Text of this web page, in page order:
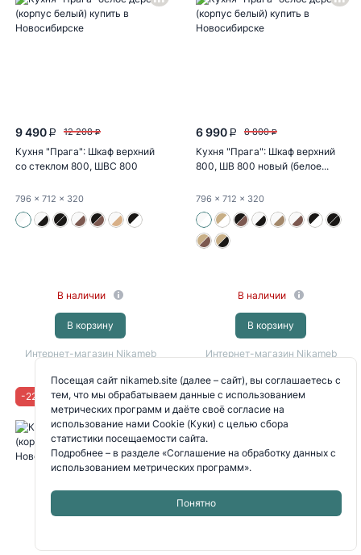
9 490 P 12 208 P
Кухня "Прага": Шкаф верхний
со стеклом 800, ШВС 800
796 x 712 x 320
В наличии
В корзину
Интернет-магазин Nikameb
6 990 P 8 800 P
Кухня "Прага": Шкаф верхний
800, ШВ 800 новый (белое...
796 x 712 x 320
В наличии
В корзину
Интернет-магазин Nikameb
-22 -22 %
Посещая сайт nikameb.site (далее – сайт), вы соглашаетесь с
тем, что мы обрабатываем данные с использованием
метрических программ и даёте своё согласие на
использование нами Cookie (Куки) с целью сбора
статистики посещаемости сайта.
Подробнее – в разделе «Соглашение на обработку данных с
использованием метрических программ».
Понятно